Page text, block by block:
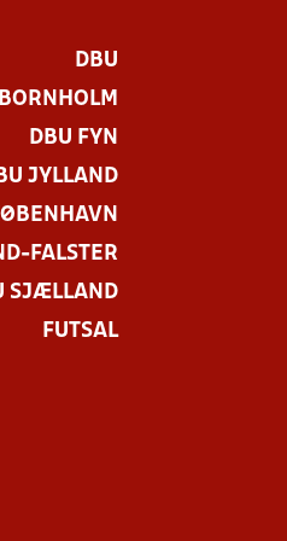
DBU
DBU FYN
JYLLAND
FALSTER
SJÆLLAND
FUTSAL